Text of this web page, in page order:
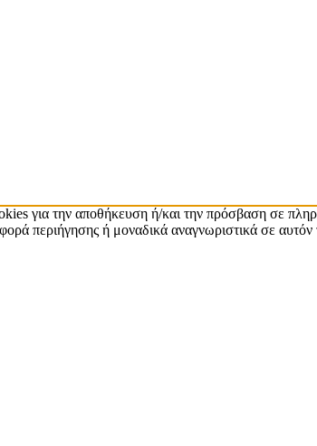
για την αποθήκευση ή/και την πρόσβαση σε
περιήγησης ή μοναδικά αναγνωριστικά σε